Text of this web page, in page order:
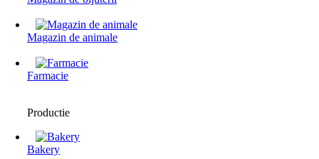
Magazin de animale
Farmacie
Productie
Bakery